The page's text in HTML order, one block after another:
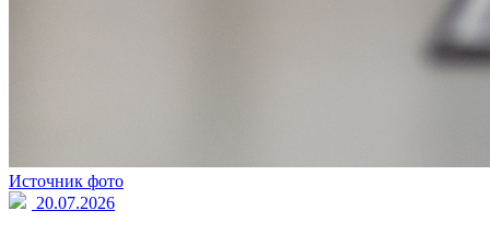
Источник фото
20.07.2026